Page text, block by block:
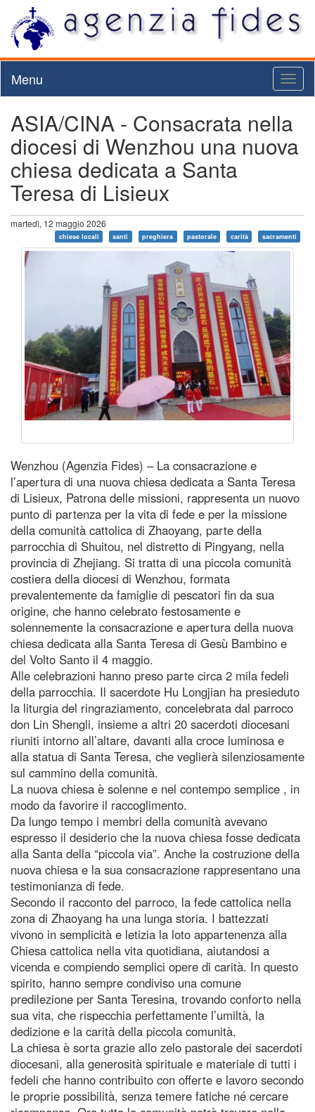
Menu
ASIA/CINA - Consacrata nella
diocesi di Wenzhou una nuova
chiesa dedicata a Santa
Teresa di Lisieux
martedì, 12 maggio 2026
chiese locali santi preghiera pastorale carità sacramenti
Wenzhou (Agenzia Fides) – La consacrazione e
l’apertura di una nuova chiesa dedicata a Santa Teresa
di Lisieux, Patrona delle missioni, rappresenta un nuovo
punto di partenza per la vita di fede e per la missione
della comunità cattolica di Zhaoyang, parte della
parrocchia di Shuitou, nel distretto di Pingyang, nella
provincia di Zhejiang. Si tratta di una piccola comunità
costiera della diocesi di Wenzhou, formata
prevalentemente da famiglie di pescatori fin da sua
origine, che hanno celebrato festosamente e
solennemente la consacrazione e apertura della nuova
chiesa dedicata alla Santa Teresa di Gesù Bambino e
del Volto Santo il 4 maggio.
Alle celebrazioni hanno preso parte circa 2 mila fedeli
della parrocchia. Il sacerdote Hu Longjian ha presieduto
la liturgia del ringraziamento, concelebrata dal parroco
don Lin Shengli, insieme a altri 20 sacerdoti diocesani
riuniti intorno all’altare, davanti alla croce luminosa e
alla statua di Santa Teresa, che veglierà silenziosamente
sul cammino della comunità.
La nuova chiesa è solenne e nel contempo semplice , in
modo da favorire il raccoglimento.
Da lungo tempo i membri della comunità avevano
espresso il desiderio che la nuova chiesa fosse dedicata
alla Santa della “piccola via”. Anche la costruzione della
nuova chiesa e la sua consacrazione rappresentano una
testimonianza di fede.
Secondo il racconto del parroco, la fede cattolica nella
zona di Zhaoyang ha una lunga storia. I battezzati
vivono in semplicità e letizia la loto appartenenza alla
Chiesa cattolica nella vita quotidiana, aiutandosi a
vicenda e compiendo semplici opere di carità. In questo
spirito, hanno sempre condiviso una comune
predilezione per Santa Teresina, trovando conforto nella
sua vita, che rispecchia perfettamente l’umiltà, la
dedizione e la carità della piccola comunità.
La chiesa è sorta grazie allo zelo pastorale dei sacerdoti
diocesani, alla generosità spirituale e materiale di tutti i
fedeli che hanno contribuito con offerte e lavoro secondo
le proprie possibilità, senza temere fatiche né cercare